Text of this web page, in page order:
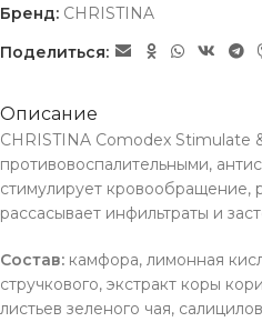
Бренд: CHRISTINA
Поделиться:
Описание
CHRISTINA Comodex Stimulate
противовоспалительными,
стимулирует кровообращение,
рассасывает инфильтраты и
Состав: камфора, лимонная
стручкового, экстракт коры
листьев зеленого чая,